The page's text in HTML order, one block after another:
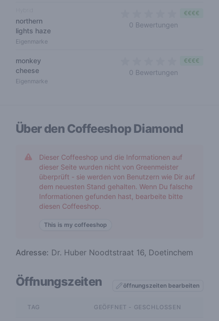
northern
lights haze
Eigenmarke
0 Bewertungen
€€€€
monkey
cheese
Eigenmarke
0 Bewertungen
€€€€
Über den CoffeeshopDiamond
Dieser Coffeeshop und die Informationen auf
dieser Seite wurden nicht von Greenmeister
überprüft - sie werden von Benutzern wie Dir auf
dem neuesten Stand gehalten. Wenn Du falsche
Informationen gefunden hast, bearbeite bitte
diesen Coffeeshop.
This is my coffeeshop
Adresse: Dr. Huber Noodtstraat 16, Doetinchem
Öffnungszeiten öffnungszeiten bearbeiten
TAG GEÖFFNET - GESCHLOSSEN